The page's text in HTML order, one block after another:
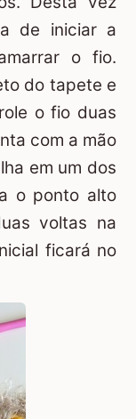
de iniciar a
o fio.
do tapete e
o fio duas
com a mão
em um dos
o ponto alto
voltas na
ficará no